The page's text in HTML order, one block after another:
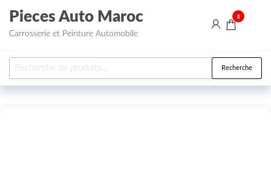
Aller au contenu
Pieces Auto Maroc
Carrosserie et Peinture Automobile
0
Recherche pour : Recherche